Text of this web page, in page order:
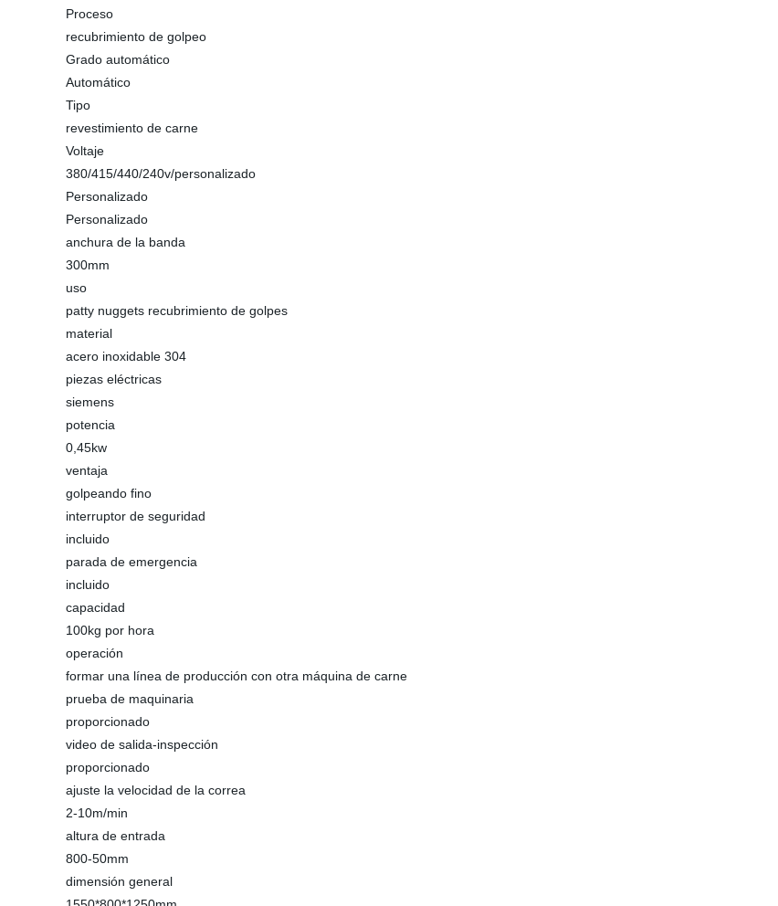
Proceso
recubrimiento de golpeo
Grado automático
Automático
Tipo
revestimiento de carne
Voltaje
380/415/440/240v/personalizado
Personalizado
Personalizado
anchura de la banda
300mm
uso
patty nuggets recubrimiento de golpes
material
acero inoxidable 304
piezas eléctricas
siemens
potencia
0,45kw
ventaja
golpeando fino
interruptor de seguridad
incluido
parada de emergencia
incluido
capacidad
100kg por hora
operación
formar una línea de producción con otra máquina de carne
prueba de maquinaria
proporcionado
video de salida-inspección
proporcionado
ajuste la velocidad de la correa
2-10m/min
altura de entrada
800-50mm
dimensión general